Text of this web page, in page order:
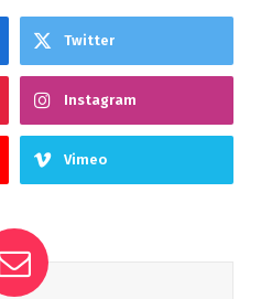
Twitter
Instagram
Vimeo